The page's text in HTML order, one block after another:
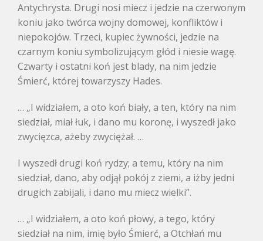
Antychrysta. Drugi nosi miecz i jedzie na czerwonym
koniu jako twórca wojny domowej, konfliktów i
niepokojów. Trzeci, kupiec żywności, jedzie na
czarnym koniu symbolizującym głód i niesie wagę.
Czwarty i ostatni koń jest blady, na nim jedzie
Śmierć, której towarzyszy Hades.
… „I widziałem, a oto koń biały, a ten, który na nim
siedział, miał łuk, i dano mu koronę, i wyszedł jako
zwycięzca, ażeby zwyciężał. …
I wyszedł drugi koń rydzy; a temu, który na nim
siedział, dano, aby odjął pokój z ziemi, a iżby jedni
drugich zabijali, i dano mu miecz wielki”.
… „I widziałem, a oto koń płowy, a tego, który
siedział na nim, imię było Śmierć, a Otchłań mu